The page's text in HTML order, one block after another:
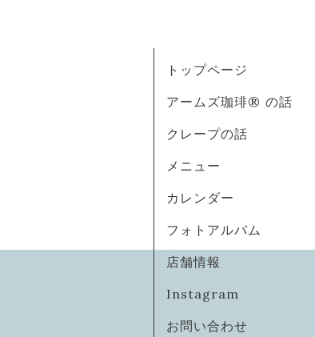
トップページ
アームズ珈琲®︎⁡ の話
クレープの話
メニュー
カレンダー
フォトアルバム
店舗情報
Instagram
お問い合わせ